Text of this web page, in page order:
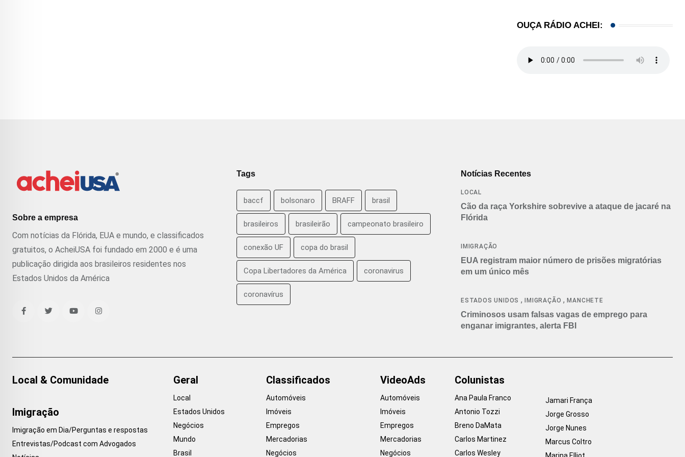
OUÇA RÁDIO ACHEI:
Sobre a empresa
Com notícias da Flórida, EUA e mundo, e classificados
gratuitos, o AcheiUSA foi fundado em 2000 e é uma
publicação dirigida aos brasileiros residentes nos
Estados Unidos da América
Tags
baccf bolsonaro BRAFF brasil
brasileiros brasileirão campeonato brasileiro
conexão UF copa do brasil
Copa Libertadores da América coronavirus
coronavírus
Notícias Recentes
LOCAL
Cão da raça Yorkshire sobrevive a ataque de jacaré na
Flórida
IMIGRAÇÃO
EUA registram maior número de prisões migratórias
em um único mês
ESTADOS UNIDOS , IMIGRAÇÃO ,MANCHETE
Criminosos usam falsas vagas de emprego para
enganar imigrantes, alerta FBI
Local & Comunidade
Imigração
Imigração em Dia/Perguntas e respostas
Entrevistas/Podcast com Advogados
Geral
Local
Estados Unidos
Negócios
Mundo
Brasil
Classificados
Automóveis
Imóveis
Empregos
Mercadorias
Negócios
VideoAds
Automóveis
Imóveis
Empregos
Mercadorias
Negócios
Colunistas
Ana Paula Franco
Antonio Tozzi
Breno DaMata
Carlos Martinez
Carlos Wesley
Jamari França
Jorge Grosso
Jorge Nunes
Marcus Coltro